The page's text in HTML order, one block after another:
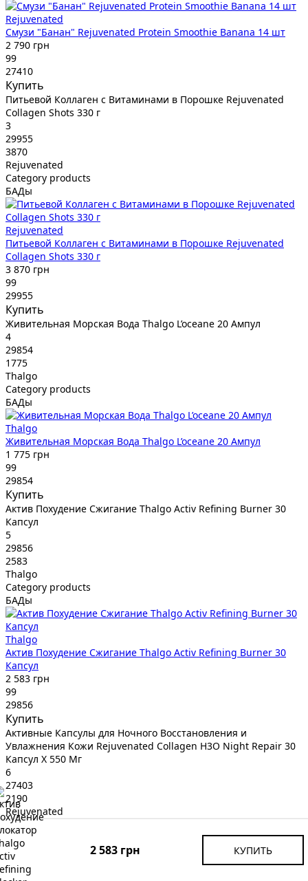
2 583 грн КУПИТЬ
Rejuvenated
Смузи "Банан" Rejuvenated Protein Smoothie Banana 14 шт
2 790 грн
99
27410
Купить
Питьевой Коллаген с Витаминами в Порошке Rejuvenated
Collagen Shots 330 г
3
29955
3870
Rejuvenated
Category products
БАДы
Rejuvenated
Питьевой Коллаген с Витаминами в Порошке Rejuvenated
Collagen Shots 330 г
3 870 грн
99
29955
Купить
Живительная Морская Вода Thalgo L’oceane 20 Ампул
4
29854
1775
Thalgo
Category products
БАДы
Thalgo
Живительная Морская Вода Thalgo L’oceane 20 Ампул
1 775 грн
99
29854
Купить
Актив Похудение Сжигание Thalgo Activ Refining Burner 30
Капсул
5
29856
2583
Thalgo
Category products
БАДы
Thalgo
Актив Похудение Сжигание Thalgo Activ Refining Burner 30
Капсул
2 583 грн
99
29856
Купить
Активные Капсулы для Ночного Восстановления и
Увлажнения Кожи Rejuvenated Collagen H3O Night Repair 30
Капсул X 550 Мг
6
27403
2190
Rejuvenated
Category products
БАДы